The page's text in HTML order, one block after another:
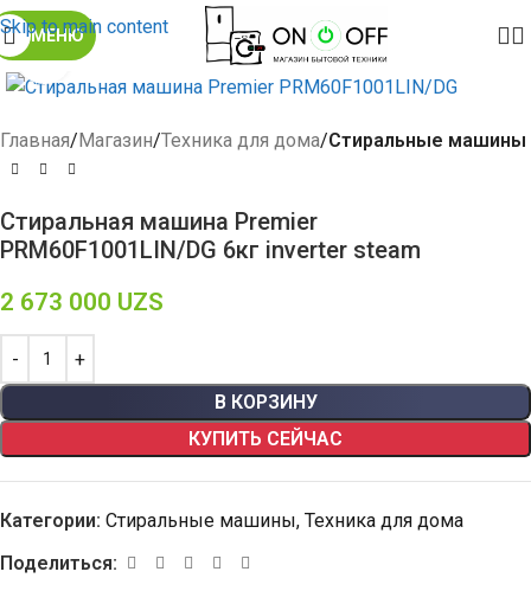
Skip to main content
МЕНЮ
Click to enlarge
Главная Магазин Техника для дома Стиральные машины
Стиральная машина Premier
PRM60F1001LIN/DG 6кг inverter steam
2 673 000 UZS
В КОРЗИНУ
КУПИТЬ СЕЙЧАС
Категории: Стиральные машины, Техника для дома
Поделиться: